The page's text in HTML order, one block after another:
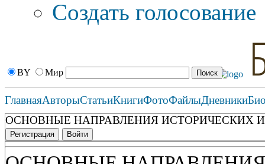
Создать голосование
BY Мир
ГлавнаяАвторыСтатьиКнигиФотоФайлыДневники
ОСНОВНЫЕ НАПРАВЛЕНИЯ ИСТОРИЧЕСКИХ
Регистрация Войти